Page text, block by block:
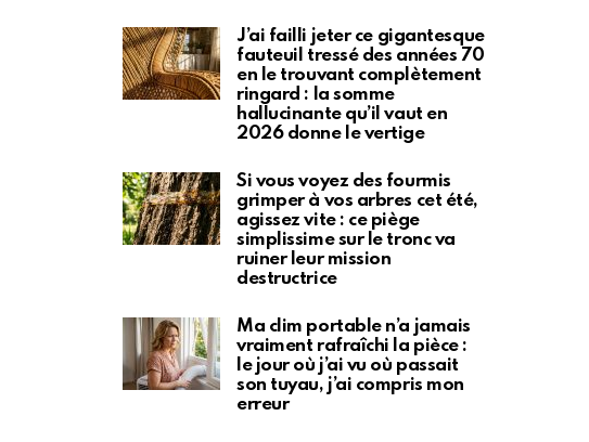
J’ai failli jeter ce gigantesque
fauteuil tressé des années 70
en le trouvant complètement
ringard : la somme
hallucinante qu’il vaut en
2026 donne le vertige
Si vous voyez des fourmis
grimper à vos arbres cet été,
agissez vite : ce piège
simplissime sur le tronc va
ruiner leur mission
destructrice
Ma clim portable n’a jamais
vraiment rafraîchi la pièce :
le jour où j’ai vu où passait
son tuyau, j’ai compris mon
erreur